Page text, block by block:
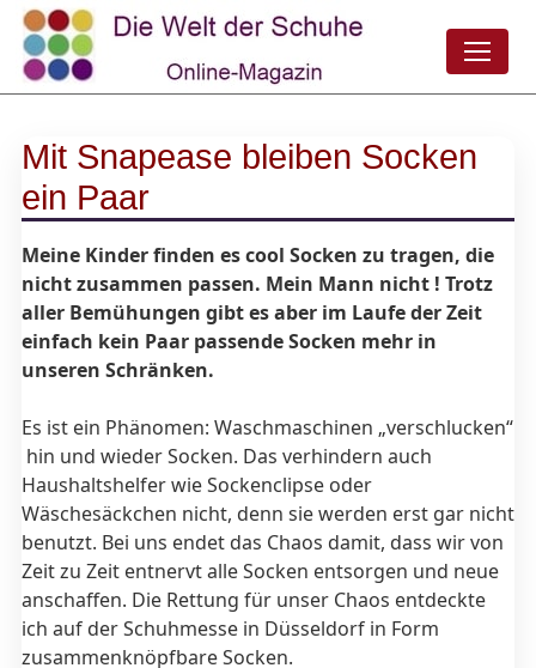
Mit Snapease bleiben Socken
ein Paar
Meine Kinder finden es cool Socken zu tragen, die
nicht zusammen passen. Mein Mann nicht ! Trotz
aller Bemühungen gibt es aber im Laufe der Zeit
einfach kein Paar passende Socken mehr in
unseren Schränken.
Es ist ein Phänomen: Waschmaschinen „verschlucken“
hin und wieder Socken. Das verhindern auch
Haushaltshelfer wie Sockenclipse oder
Wäschesäckchen nicht, denn sie werden erst gar nicht
benutzt. Bei uns endet das Chaos damit, dass wir von
Zeit zu Zeit entnervt alle Socken entsorgen und neue
anschaffen. Die Rettung für unser Chaos entdeckte
ich auf der Schuhmesse in Düsseldorf in Form
zusammenknöpfbare Socken.